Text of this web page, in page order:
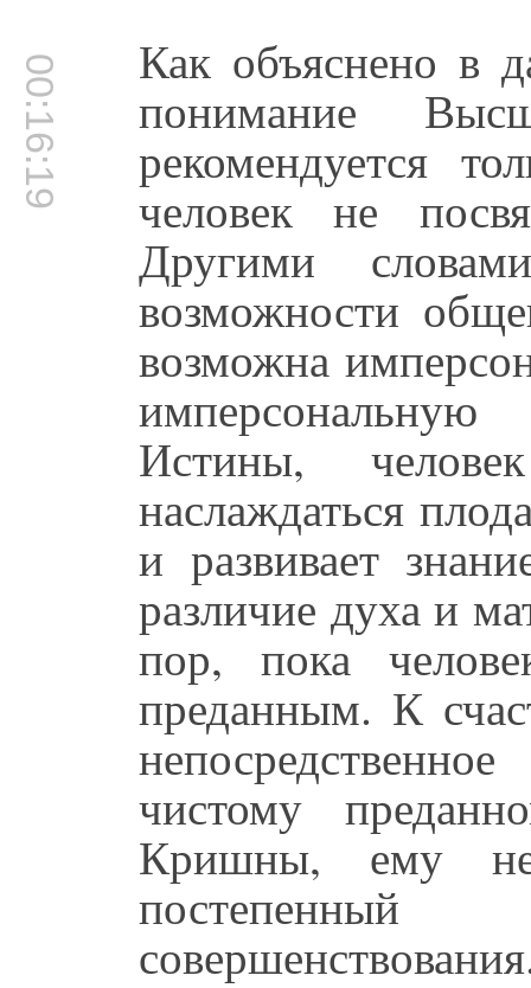
00:16:19 Как объяснено в
понимание
рекомендуется
человек не
Другими
возможности
возможна
Истины,
наслаждаться
и развивает
различие духа и
пор, пока
преданным. К
чистому
Кришны, ему